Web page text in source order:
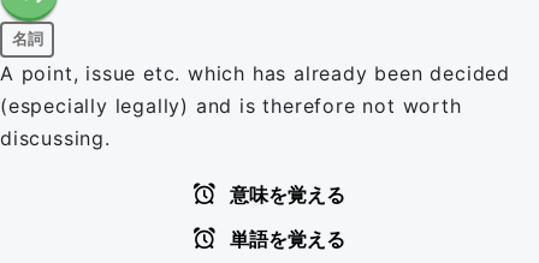
名詞
A point, issue etc. which has already been decided
(especially legally) and is therefore not worth
discussing.
意味を覚える
単語を覚える